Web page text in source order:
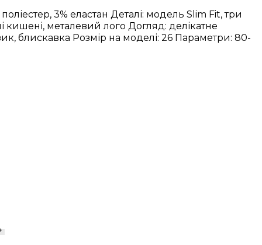
3% еластан Деталі: модель Slim Fit, три
кишені, металевий лого Догляд: делікатне
блискавка Розмір на моделі: 26 Параметри: 80-